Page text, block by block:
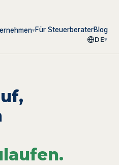
▾ Für SteuerberaterBlog
DE▾